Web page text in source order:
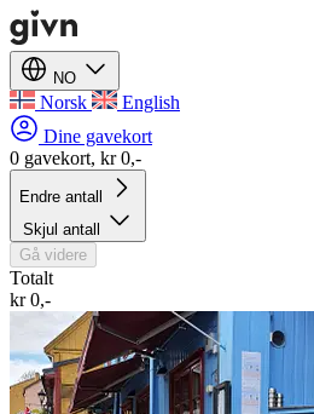
NO
Norsk
English
Dine gavekort
0 gavekort, kr 0,-
Endre antall
Skjul antall
Gå videre
Totalt
kr 0,-